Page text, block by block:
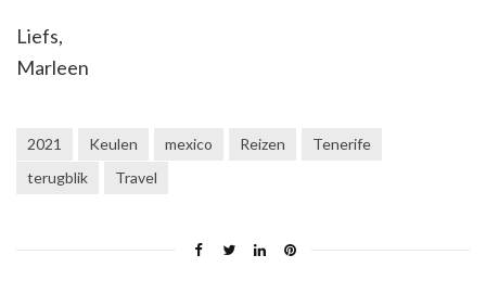
Liefs,
Marleen
2021 Keulen mexico Reizen
Tenerife
terugblik
Travel